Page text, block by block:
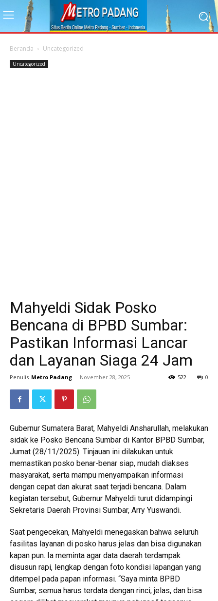
Beranda Uncategorized
Uncategorized
Mahyeldi Sidak Posko
Bencana di BPBD Sumbar:
Pastikan Informasi Lancar
dan Layanan Siaga 24 Jam
Penulis Metro Padang - November 28, 2025 0
522
Gubernur Sumatera Barat, Mahyeldi Ansharullah, melakukan
sidak ke Posko Bencana Sumbar di Kantor BPBD Sumbar,
Jumat (28/11/2025). Tinjauan ini dilakukan untuk
memastikan posko benar-benar siap, mudah diakses
masyarakat, serta mampu menyampaikan informasi
dengan cepat dan akurat saat terjadi bencana. Dalam
kegiatan tersebut, Gubernur Mahyeldi turut didampingi
Sekretaris Daerah Provinsi Sumbar, Arry Yuswandi.
Saat pengecekan, Mahyeldi menegaskan bahwa seluruh
fasilitas layanan di posko harus jelas dan bisa digunakan
kapan pun. Ia meminta agar data daerah terdampak
disusun rapi, lengkap dengan foto kondisi lapangan yang
ditempel pada papan informasi. “Saya minta BPBD
Sumbar, semua harus terdata dengan rinci, jelas, dan bisa